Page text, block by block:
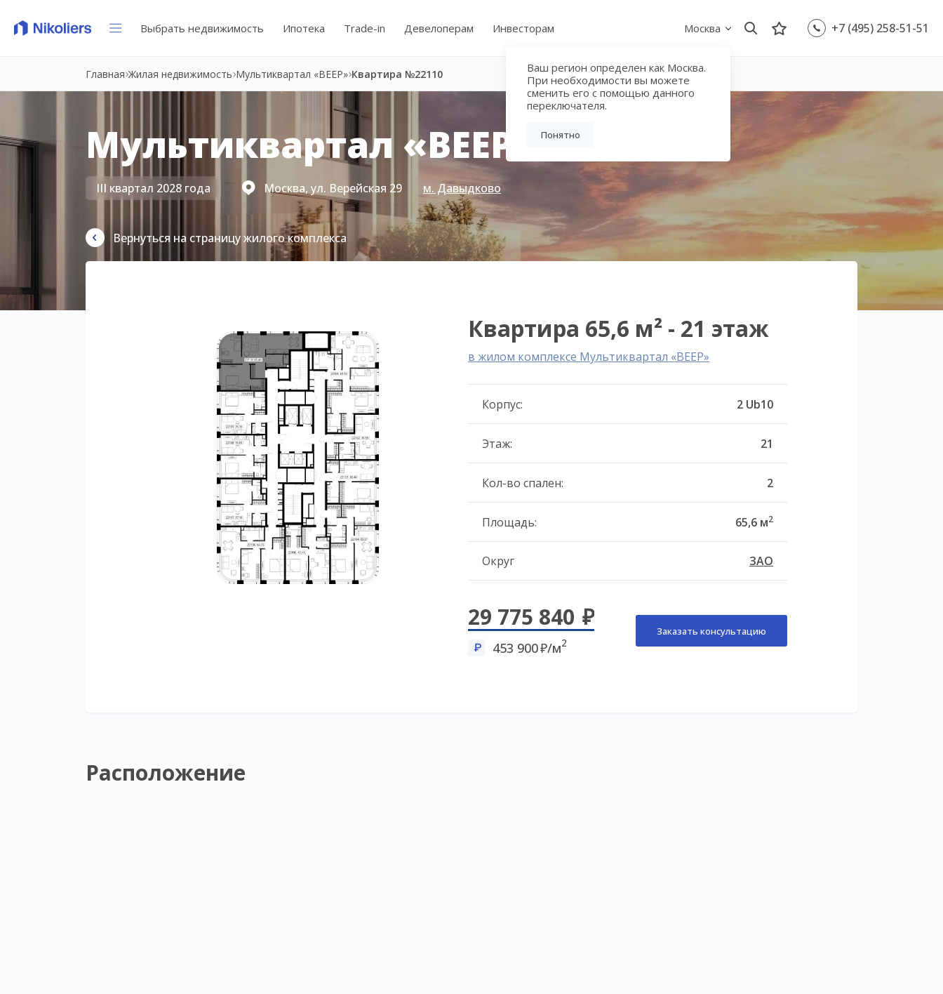
Выбрать недвижимость Ипотека Trade-in Девелоперам Инвесторам Москва
Ваш регион определен как Москва.
При необходимости вы можете
сменить его с помощью данного
переключателя.
Понятно
+7 (495) 258-51-51
Главная Жилая недвижимость Мультиквартал «ВЕЕР» Квартира №22110
Мультиквартал «ВЕЕР»
III квартал 2028 года Москва, ул. Верейская 29 м. Давыдково
Вернуться на страницу жилого комплекса
Квартира 65,6 м² - 21 этаж
в жилом комплексе Мультиквартал «ВЕЕР»
Корпус: 2 Ub10
Этаж: 21
Кол-во спален: 2
Площадь: 65,6 м2
Округ ЗАО
29 775 840
453 900 /м2
Заказать консультацию
Расположение